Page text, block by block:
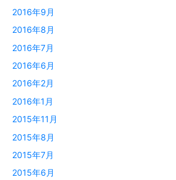
2016年9月
2016年8月
2016年7月
2016年6月
2016年2月
2016年1月
2015年11月
2015年8月
2015年7月
2015年6月